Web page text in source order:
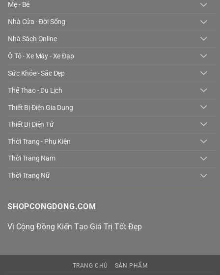
Mẹ - Bé
Nhà Cửa - Đời Sống
Nhà Sách Online
Ô Tô - Xe Máy - Xe Đạp
Sức Khỏe - Sắc Đẹp
Thể Thao - Du Lịch
Thiết Bị Điện Gia Dụng
Thiết Bị Điện Tử
Thời Trang - Phụ Kiện
Thời Trang Nam
Thời Trang Nữ
SHOPCONGDONG.COM
Vì Cộng Đồng Kiến Tạo Giá Trị Tốt Đẹp
TRANG CHỦ SẢN PHẨM